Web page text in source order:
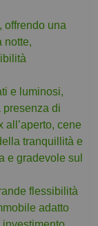
offrendo una
notte,
e luminosi,
di
all’aperto, cene
tranquillità e
e gradevole sul
flessibilità
adatto